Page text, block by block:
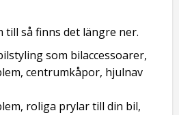
till så finns det längre ner.
som bilaccessoarer,
centrumkåpor, hjulnav
roliga prylar till din bil,